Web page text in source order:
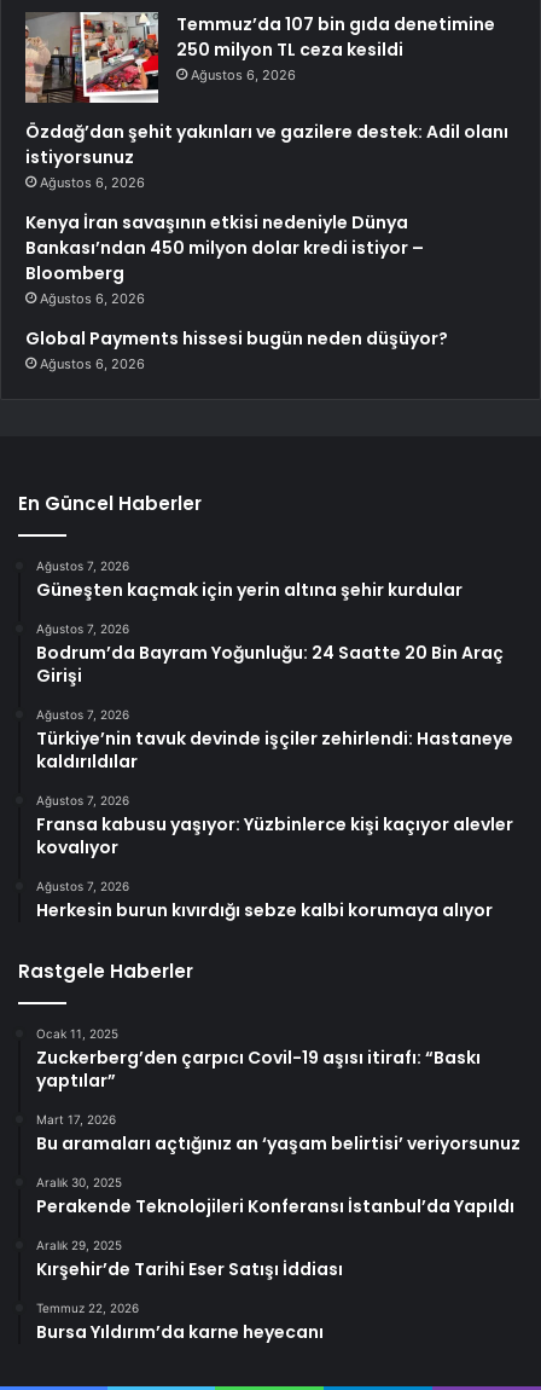
Temmuz’da 107 bin gıda denetimine
250 milyon TL ceza kesildi
Ağustos 6, 2026
Özdağ’dan şehit yakınları ve gazilere destek: Adil olanı
istiyorsunuz
Ağustos 6, 2026
Kenya İran savaşının etkisi nedeniyle Dünya
Bankası’ndan 450 milyon dolar kredi istiyor –
Bloomberg
Ağustos 6, 2026
Global Payments hissesi bugün neden düşüyor?
Ağustos 6, 2026
En Güncel Haberler
Ağustos 7, 2026
Güneşten kaçmak için yerin altına şehir kurdular
Ağustos 7, 2026
Bodrum’da Bayram Yoğunluğu: 24 Saatte 20 Bin Araç
Girişi
Ağustos 7, 2026
Türkiye’nin tavuk devinde işçiler zehirlendi: Hastaneye
kaldırıldılar
Ağustos 7, 2026
Fransa kabusu yaşıyor: Yüzbinlerce kişi kaçıyor alevler
kovalıyor
Ağustos 7, 2026
Herkesin burun kıvırdığı sebze kalbi korumaya alıyor
Rastgele Haberler
Ocak 11, 2025
Zuckerberg’den çarpıcı Covil-19 aşısı itirafı: “Baskı
yaptılar”
Mart 17, 2026
Bu aramaları açtığınız an ‘yaşam belirtisi’ veriyorsunuz
Aralık 30, 2025
Perakende Teknolojileri Konferansı İstanbul’da Yapıldı
Aralık 29, 2025
Kırşehir’de Tarihi Eser Satışı İddiası
Temmuz 22, 2026
Bursa Yıldırım’da karne heyecanı